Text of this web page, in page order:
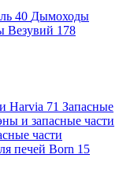
40 Дымоходы
Везувий 178
Harvia 71 Запасные
и запасные части
части
печей Born 15